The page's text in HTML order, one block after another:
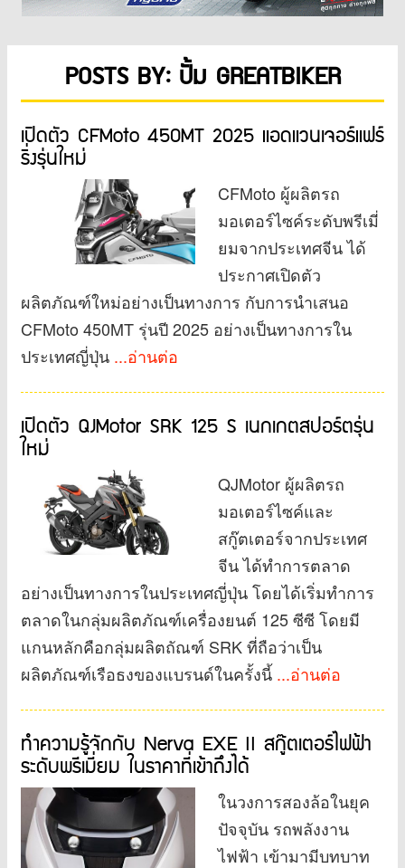
POSTS BY: ปั้ม GREATBIKER
เปิดตัว CFMoto 450MT 2025 แอดแวนเจอร์แฟร์
ริ่งรุ่นใหม่
CFMoto ผู้ผลิตรถ
มอเตอร์ไซค์ระดับพรีเมี่
ยมจากประเทศจีน ได้
ประกาศเปิดตัว
ผลิตภัณฑ์ใหม่อย่างเป็นทางการ กับการนำเสนอ
CFMoto 450MT รุ่นปี 2025 อย่างเป็นทางการใน
ประเทศญี่ปุ่น ...อ่านต่อ
เปิดตัว QJMotor SRK 125 S เนกเกตสปอร์ตรุ่น
ใหม่
QJMotor ผู้ผลิตรถ
มอเตอร์ไซค์และ
สกู๊ตเตอร์จากประเทศ
จีน ได้ทำการตลาด
อย่างเป็นทางการในประเทศญี่ปุ่น โดยได้เริ่มทำการ
ตลาดในกลุ่มผลิตภัณฑ์เครื่องยนต์ 125 ซีซี โดยมี
แกนหลักคือกลุ่มผลิตถัณฑ์ SRK ที่ถือว่าเป็น
ผลิตภัณฑ์เรือธงของแบรนด์ในครั้งนี้ ...อ่านต่อ
ทำความรู้จักกับ Nerva EXE II สกู๊ตเตอร์ไฟฟ้า
ระดับพรีเมี่ยม ในราคาที่เข้าถึงได้
ในวงการสองล้อในยุค
ปัจจุบัน รถพลังงาน
ไฟฟ้า เข้ามามีบทบาท